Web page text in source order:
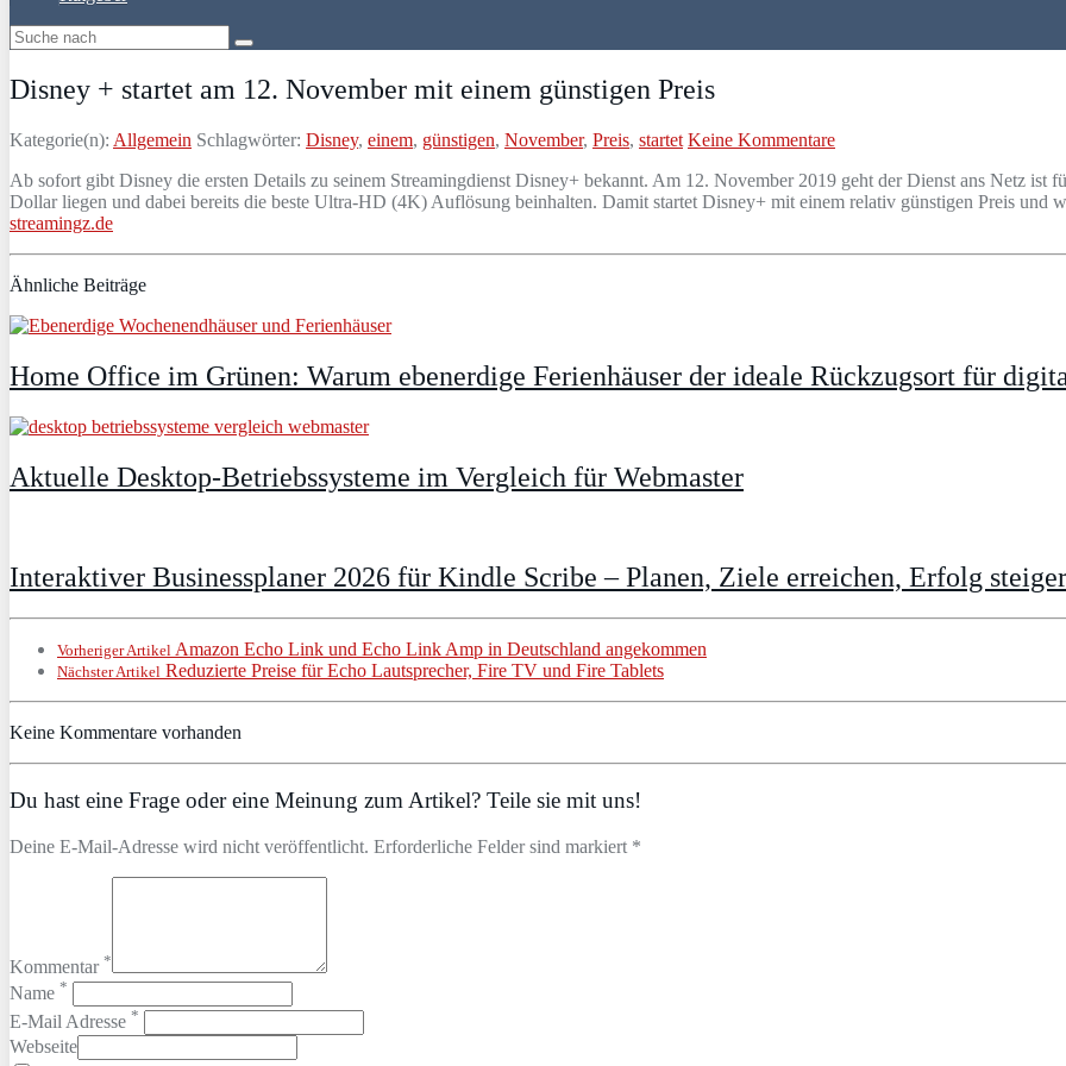
Disney + startet am 12. November mit einem günstigen Preis
Kategorie(n): Allgemein Schlagwörter: Disney, einem, günstigen, November, Preis, startet Keine Kommentare
Ab sofort gibt Disney die ersten Details zu seinem Streamingdienst Disney+ bekannt. Am 12. November 2019 geht der Dienst ans Netz
Dollar liegen und dabei bereits die beste Ultra-HD (4K) Auflösung beinhalten. Damit startet Disney+ mit einem relativ günstigen Preis und
streamingz.de
Ähnliche Beiträge
Home Office im Grünen: Warum ebenerdige Ferienhäuser der ideale Rückzugsort für
Aktuelle Desktop-Betriebssysteme im Vergleich für Webmaster
Interaktiver Businessplaner 2026 für Kindle Scribe – Planen, Ziele erreichen, Erfolg
Vorheriger Artikel Amazon Echo Link und Echo Link Amp in Deutschland angekommen
Nächster Artikel Reduzierte Preise für Echo Lautsprecher, Fire TV und Fire Tablets
Keine Kommentare vorhanden
Du hast eine Frage oder eine Meinung zum Artikel? Teile sie mit uns!
Deine E-Mail-Adresse wird nicht veröffentlicht. Erforderliche Felder sind markiert *
Kommentar *
Name *
E-Mail Adresse *
Webseite